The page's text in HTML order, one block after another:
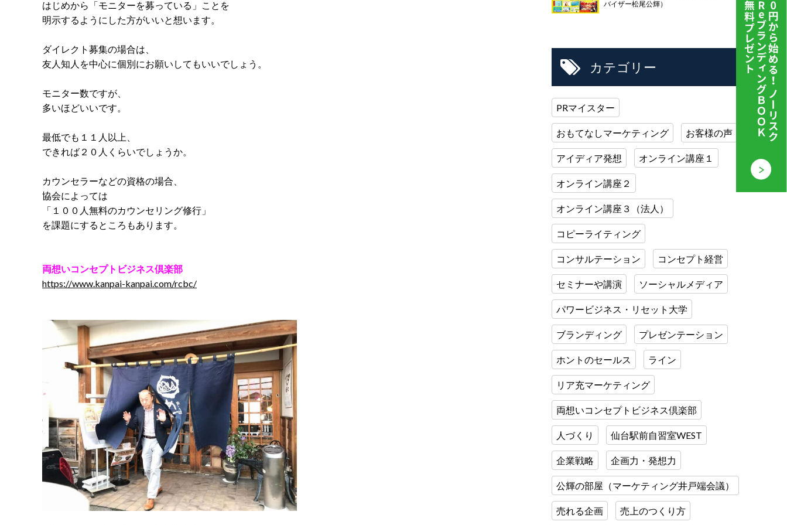
はじめから「モニターを募っている」ことを
明示するようにした方がいいと想います。
ダイレクト募集の場合は、
友人知人を中心に個別にお願いしてもいいでしょう。
モニター数ですが、
多いほどいいです。
最低でも１１人以上、
できれば２０人くらいでしょうか。
カウンセラーなどの資格の場合、
協会によっては
「１００人無料のカウンセリング修行」
を課題にするところもあります。
両想いコンセプトビジネス倶楽部
https://www.kanpai-kanpai.com/rcbc/
バイザー松尾公輝）
カテゴリー
PRマイスター
おもてなしマーケティング お客様の声
アイディア発想 オンライン講座１
オンライン講座２
オンライン講座３（法人）
コピーライティング
コンサルテーション コンセプト経営
セミナーや講演 ソーシャルメディア
パワービジネス・リセット大学
ブランディング プレゼンテーション
ホントのセールス ライン
リア充マーケティング
両想いコンセプトビジネス倶楽部
人づくり 仙台駅前自習室WEST
企業戦略 企画力・発想力
公輝の部屋（マーケティング井戸端会議）
売れる企画 売上のつくり方